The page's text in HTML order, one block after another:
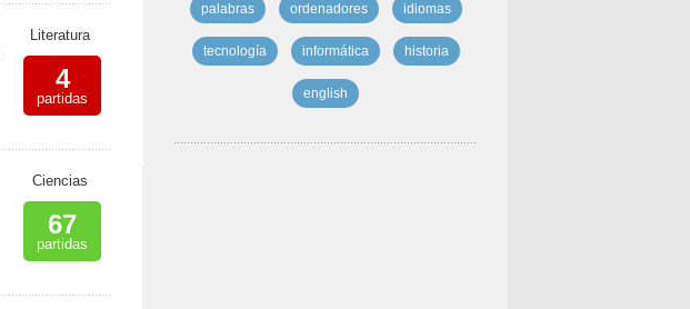
Literatura
4
partidas
Ciencias
67
partidas
palabras ordenadores idiomas
tecnología informática historia
english